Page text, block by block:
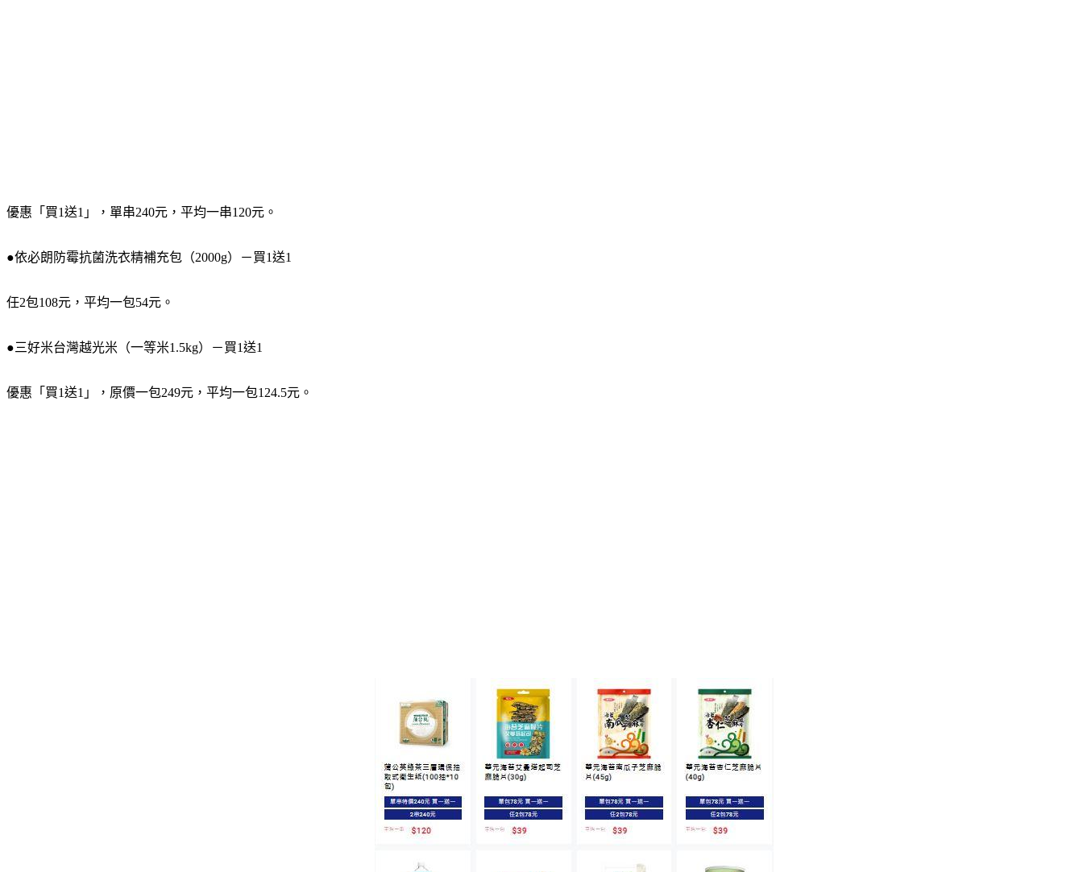
優惠「買1送1」，單串240元，平均一串120元。
●依必朗防霉抗菌洗衣精補充包（2000g）－買1送1
任2包108元，平均一包54元。
●三好米台灣越光米（一等米1.5kg）－買1送1
優惠「買1送1」，原價一包249元，平均一包124.5元。